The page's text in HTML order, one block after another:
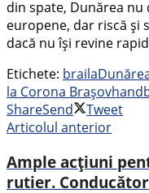
din spate, Dunărea nu
europene, dar riscă și
dacă nu își revine
Etichete: braila
la Corona Brașov
ShareSend
Tweet
Articolul anterior
Ample acțiuni
rutier.